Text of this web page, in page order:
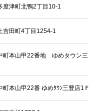
度津町北鴨2丁目10-1
吉田町4丁目1254-1
町本山甲22番地 ゆめタウン三
町本山甲22番 ゆめﾀｳﾝ三豊店1Ｆ